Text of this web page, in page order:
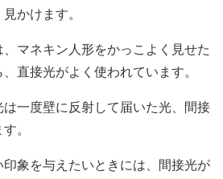
かけます。
マネキン人形をかっこよく見せた
直接光がよく使われています。
一度壁に反射して届いた光、間接
。
象を与えたいときには、間接光が